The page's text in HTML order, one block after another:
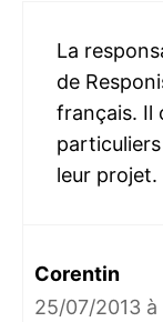
La
de
français. Il
leur projet.
Corentin
25/07/2013 à